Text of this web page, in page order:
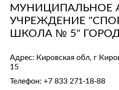
МУНИЦИПАЛЬНОЕ
УЧРЕЖДЕНИЕ
ШКОЛА № 5"
Адрес: Кировская обл, г
15
Телефон: +7 833 271-18-88